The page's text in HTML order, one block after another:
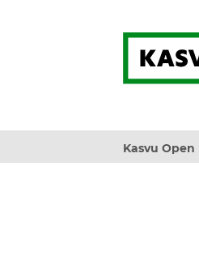
Kasvu Open
Kasvu Open